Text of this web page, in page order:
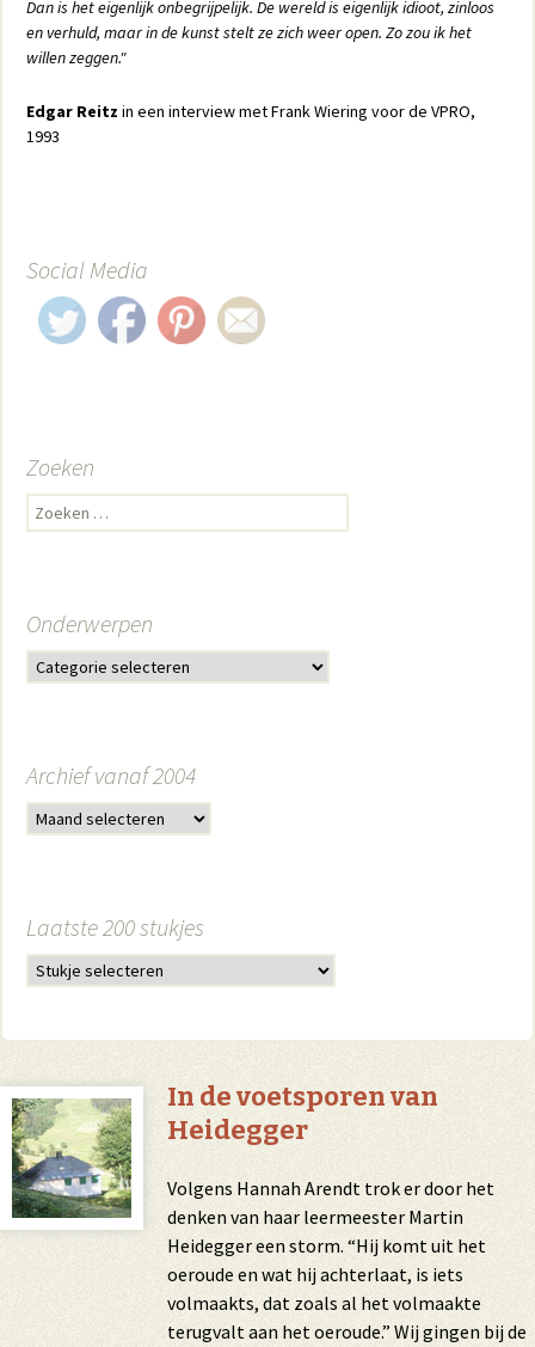
Dan is het eigenlijk onbegrijpelijk. De wereld is eigenlijk idioot, zinloos
en verhuld, maar in de kunst stelt ze zich weer open. Zo zou ik het
willen zeggen."
Edgar Reitz in een interview met Frank Wiering voor de VPRO,
1993
Social Media
Zoeken
Zoeken naar:
Onderwerpen
Archief vanaf 2004
Laatste 200 stukjes
In de voetsporen van
Heidegger
Volgens Hannah Arendt trok er door het
denken van haar leermeester Martin
Heidegger een storm. “Hij komt uit het
oeroude en wat hij achterlaat, is iets
volmaakts, dat zoals al het volmaakte
terugvalt aan het oeroude.” Wij gingen bij de